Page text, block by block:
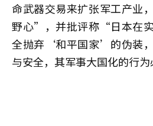
命武器交易来扩张军工产业
野心”，并批评称“日本在
全抛弃‘和平国家’的伪装
与安全，其军事大国化的行